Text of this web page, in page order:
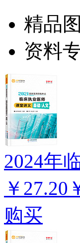
精品
资料
2024年
￥27.20
购买